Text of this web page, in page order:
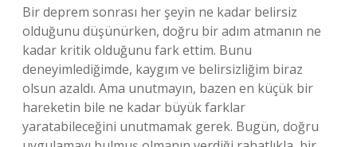
Bir deprem sonrası her şeyin ne kadar belirsiz
olduğunu düşünürken, doğru bir adım atmanın ne
kadar kritik olduğunu fark ettim. Bunu
deneyimlediğimde, kaygım ve belirsizliğim biraz
olsun azaldı. Ama unutmayın, bazen en küçük bir
hareketin bile ne kadar büyük farklar
yaratabileceğini unutmamak gerek. Bugün, doğru